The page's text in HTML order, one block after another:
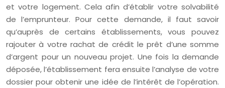
et votre logement. Cela afin d’établir votre solvabilité
de l’emprunteur. Pour cette demande, il faut savoir
qu’auprès de certains établissements, vous pouvez
rajouter à votre rachat de crédit le prêt d’une somme
d’argent pour un nouveau projet. Une fois la demande
déposée, l’établissement fera ensuite l’analyse de votre
dossier pour obtenir une idée de l’intérêt de l’opération.